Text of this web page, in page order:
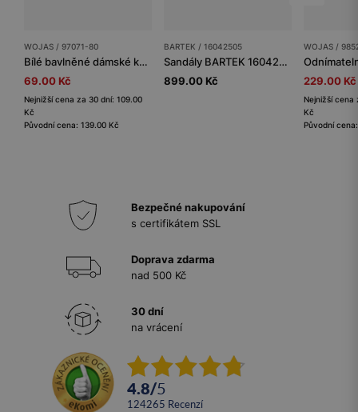
WOJAS / 97071-80
Bílé bavlněné dámské kotníkové ponožky
69.00 Kč
Nejnižší cena za 30 dní: 109.00
Kč
Původní cena: 139.00 Kč
BARTEK / 16042505
Sandály BARTEK 16042505 v šedo-modré barvě se žlutými akcenty
899.00 Kč
WOJAS /
229.00 Kč
Nejnižší cena
Kč
Původní
Bezpečné nakupování
s certifikátem SSL
Doprava zdarma
nad 500 Kč
30 dní
na vrácení
4.8/5
124265 recenzí